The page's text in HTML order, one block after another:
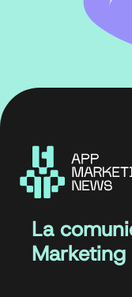
La
Marketing